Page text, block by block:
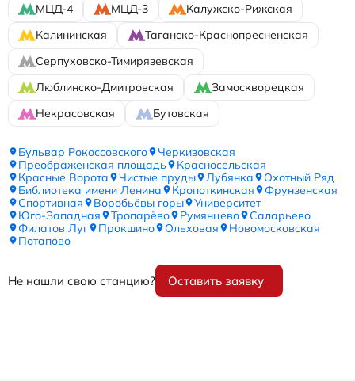
МЦД-4
МЦД-3
Калужско-Рижская
Калининская
Таганско-Краснопресненская
Серпуховско-Тимирязевская
Люблинско-Дмитровская
Замоскворецкая
Некрасовская
Бутовская
Бульвар Рокоссовского
Черкизовская
Преображенская площадь
Красносельская
Красные Ворота
Чистые пруды Лубянка
Охотный Ряд
Библиотека имени Ленина
Кропоткинская
Фрунзенская
Спортивная
Воробьёвы горы
Университет
Юго-Западная
Тропарёво Румянцево
Саларьево
Филатов Луг
Прокшино Ольховая
Новомосковская
Потапово
Не нашли свою станцию? Оставить заявку